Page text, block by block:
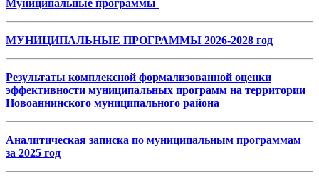
Муниципальные программы
МУНИЦИПАЛЬНЫЕ ПРОГРАММЫ 2026-2028 год
Результаты комплексной формализованной оценки
эффективности муниципальных программ на территории
Новоаннинского муниципального района
Аналитическая записка по муниципальным программам
за 2025 год